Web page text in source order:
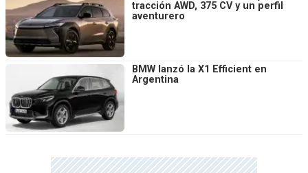
tracción AWD, 375 CV y un perfil
aventurero
BMW lanzó la X1 Efficient en
Argentina